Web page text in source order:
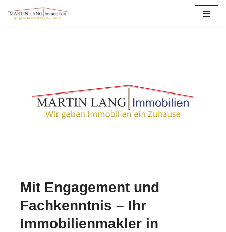
Mit Engagement und
Fachkenntnis – Ihr
Immobilienmakler in